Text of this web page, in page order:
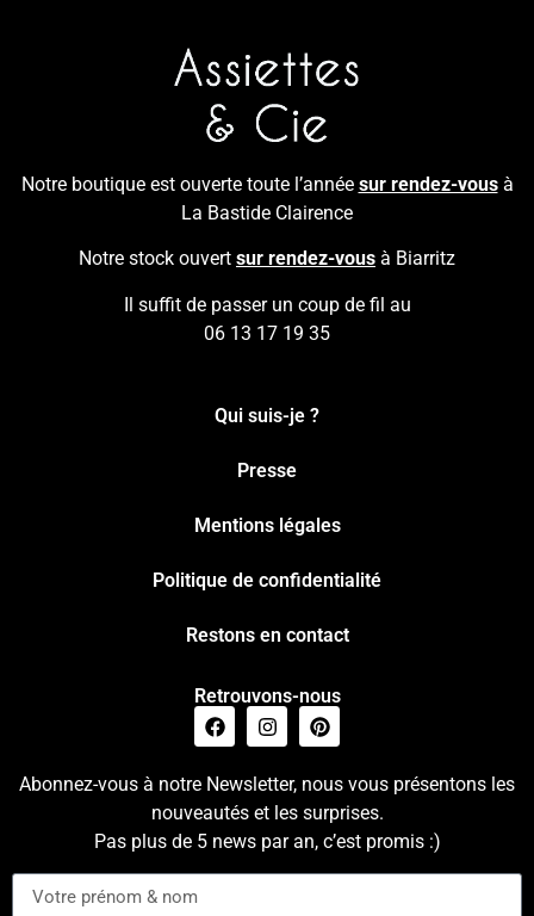
Notre boutique est ouverte toute l’année sur rendez-vousà
La Bastide Clairence
Notre stock ouvert sur rendez-vous à Biarritz
Il suffit de passer un coup de fil au
06 13 17 19 35
Qui suis-je ?
Presse
Mentions légales
Politique de confidentialité
Restons en contact
Retrouvons-nous
Abonnez-vous à notre Newsletter, nous vous présentons les
nouveautés et les surprises.
Pas plus de 5 news par an, c’est promis :)